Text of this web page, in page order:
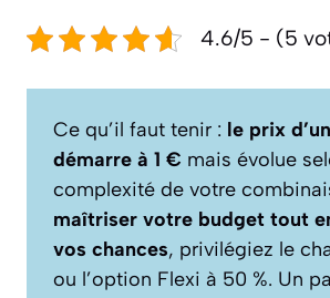
4.6/5 - (5
Ce qu’il faut tenir : le prix
démarre à 1 € mais évolue
complexité de votre
maîtriser votre budget tout
vos chances, privilégiez le
ou l’option Flexi à 50 %. Un